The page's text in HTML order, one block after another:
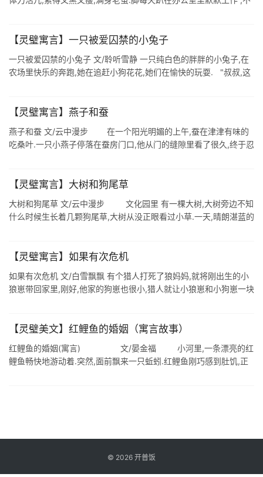
【灵璧寓言】一只被爱囚禁的小兔子
一只被爱囚禁的小兔子 文/聆听雪静 一只纯白色的胖胖的小兔子,在
农场里快乐的奔跑,她在追赶小狗花花,她们在愉快的玩耍. "叔叔,这
【灵璧寓言】燕子和蚕
燕子和蚕 文/云中漫步 在一个阳光明媚的上午,蚕在津津有味的
吃桑叶.一只小燕子停落在蚕房门口,他从门的缝隙里看了很久,终于忍
【灵璧寓言】大树和狗尾草
大树和狗尾草 文/云中漫步 文化园里 有一棵大树,大树旁边不知
什么时候生长着几颗狗尾草,大树从没正眼看过小草.一天,晴朗湛蓝的
【灵璧寓言】如果有次危机
如果有次危机 文/白雪飘飘 有个猎人打死了狼妈妈,就将刚出生的小
狼崽带回家里,刚好,他家的狗崽也很小,猎人就让小狼崽和小狗崽一块
【灵璧美文】红鲤鱼的婚姻（寓言故事）
红鲤鱼的婚姻(寓言) 文/晏金福 小河里,一条漂亮的红
鲤鱼畅快地游动着.突然,面前飘来一只蚯蚓.红鲤鱼刚巧感到肚饥,正
© 2026 开普饭